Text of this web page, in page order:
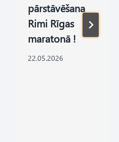
pārstāvēšana
Rimi Rīgas
maratonā !
22.05.2026